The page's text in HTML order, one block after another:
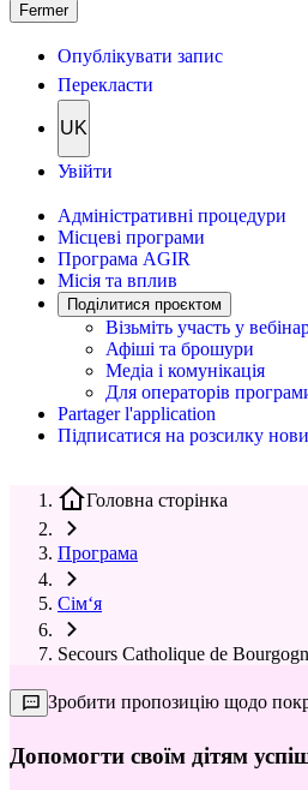
Fermer
Опублікувати запис
Перекласти
UK
Увійти
Адміністративні процедури
Місцеві програми
Програма AGIR
Місія та вплив
Поділитися проєктом
Візьміть участь у
Афіші та брошури
Медіа і комунікація
Для операторів
Partager l'application
Підписатися на розсилку
Головна сторінка
Програма
Сім‘я
Secours Catholique de
Зробити пропозицію щодо
Допомогти своїм дітям